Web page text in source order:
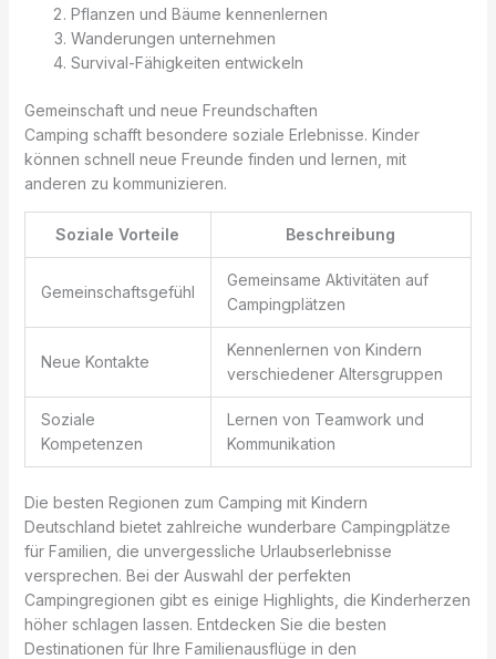
Pflanzen und Bäume kennenlernen
Wanderungen unternehmen
Survival-Fähigkeiten entwickeln
Gemeinschaft und neue Freundschaften
Camping schafft besondere soziale Erlebnisse. Kinder
können schnell neue Freunde finden und lernen, mit
anderen zu kommunizieren.
Soziale Vorteile Beschreibung
Gemeinschaftsgefühl
Gemeinsame Aktivitäten auf
Campingplätzen
Neue Kontakte
Kennenlernen von Kindern
verschiedener Altersgruppen
Soziale
Kompetenzen
Lernen von Teamwork und
Kommunikation
Die besten Regionen zum Camping mit Kindern
Deutschland bietet zahlreiche wunderbare Campingplätze
für Familien, die unvergessliche Urlaubserlebnisse
versprechen. Bei der Auswahl der perfekten
Campingregionen gibt es einige Highlights, die Kinderherzen
höher schlagen lassen. Entdecken Sie die besten
Destinationen für Ihre Familienausflüge in den